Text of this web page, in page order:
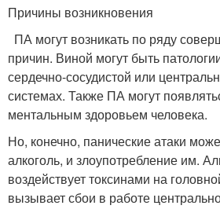
Причины возникновения
ПА могут возникать по ряду
причин. Виной могут быть
сердечно-сосудистой или
системах. Также ПА могут
ментальным здоровьем человека.
Но, конечно, панические атаки
алкоголь, и злоупотребление им.
воздействует токсинами на
вызывает сбои в работе